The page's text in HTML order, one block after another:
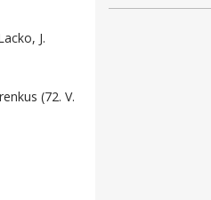
J.
(72. V.